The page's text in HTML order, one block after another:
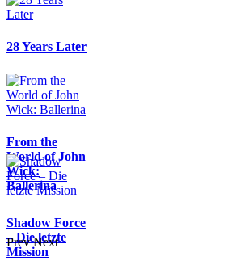
28 Years Later
From the
World of John
Wick:
Ballerina
Shadow Force
– Die letzte
Mission
Prev Next